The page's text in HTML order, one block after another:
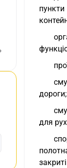
дороги;
для